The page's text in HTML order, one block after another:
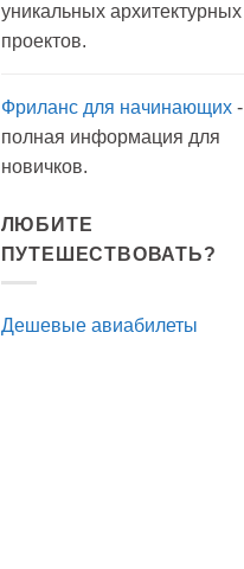
уникальных архитектурных
проектов.
Фриланс для начинающих-
полная информация для
новичков.
ЛЮБИТЕ
ПУТЕШЕСТВОВАТЬ?
Дешевые авиабилеты